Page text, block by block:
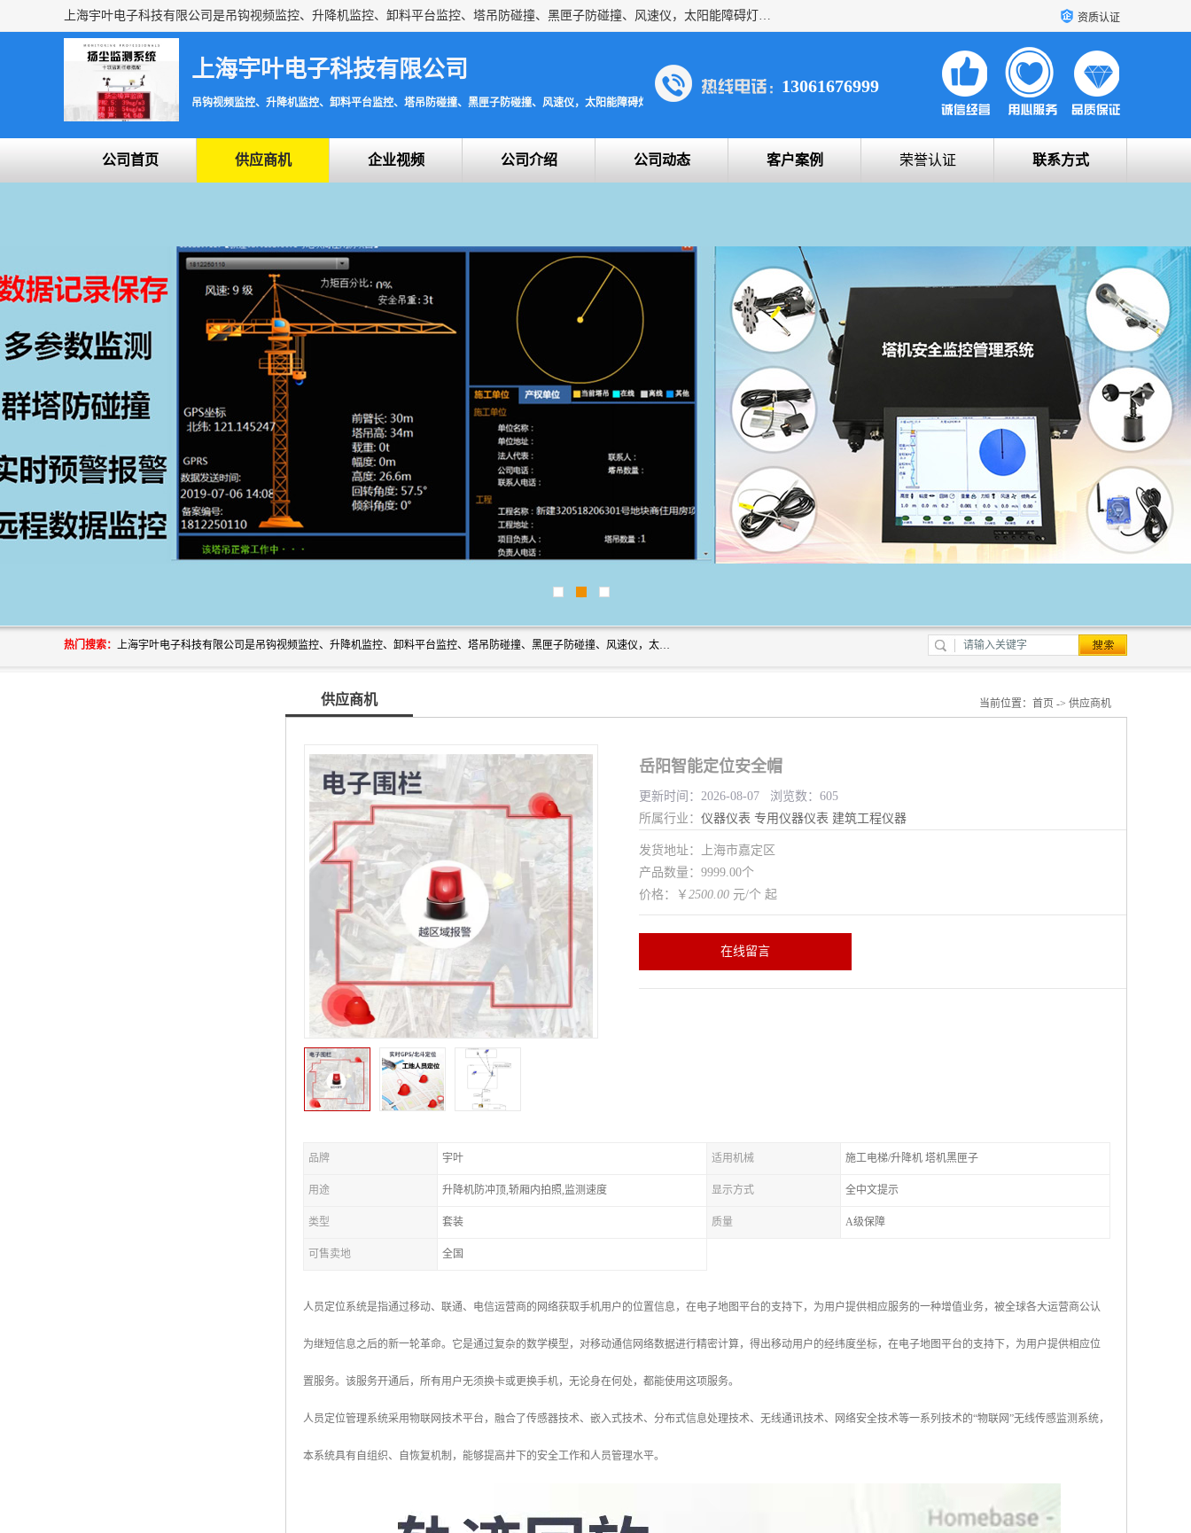
上海宇叶电子科技有限公司是吊钩视频监控、升降机监控、卸料平台监控、塔吊防碰撞、黑匣子防碰撞、风速仪，太阳能障碍灯安全提示灯等一系列升降机的常用配件产品专业研发生产加工的公司，拥有完整、科学的质量管理体系。 资质认证
上海宇叶电子科技有限公司
吊钩视频监控、升降机监控、卸料平台监控、塔吊防碰撞、黑匣子防碰撞、风速仪，太阳能障碍灯安全提示灯
13061676999
公司首页 供应商机 企业视频 公司介绍 公司动态 客户案例 荣誉认证 联系方式
热门搜索： 上海宇叶电子科技有限公司是吊钩视频监控、升降机监控、卸料平台监控、塔吊防碰撞、黑匣子防碰撞、风速仪，太阳能障碍灯安全提示灯等一系列升降机的常用配件产品专业研发生产加工的公司，拥有完整、科学的质量管理体系。
供应商机 当前位置： 首页 -> 供应商机
岳阳智能定位安全帽
更新时间：2026-08-07 浏览数：605
所属行业： 仪器仪表 专用仪器仪表 建筑工程仪器
发货地址：上海市嘉定区
产品数量：9999.00个
价格：￥ 2500.00 元/个 起
在线留言
品牌 宇叶 适用机械 施工电梯/升降机 塔机黑匣子
用途 升降机防冲顶,轿厢内拍照,监测速度 显示方式 全中文提示
类型 套装 质量 A级保障
可售卖地 全国
人员定位系统是指通过移动、联通、电信运营商的网络获取手机用户的位置信息，在电子地图平台的支持下，为用户提供相应服务的一种增值业务，被全球各大运营商公认
为继短信息之后的新一轮革命。它是通过复杂的数学模型，对移动通信网络数据进行精密计算，得出移动用户的经纬度坐标，在电子地图平台的支持下，为用户提供相应位
置服务。该服务开通后，所有用户无须换卡或更换手机，无论身在何处，都能使用这项服务。
人员定位管理系统采用物联网技术平台，融合了传感器技术、嵌入式技术、分布式信息处理技术、无线通讯技术、网络安全技术等一系列技术的“物联网”无线传感监测系统，
本系统具有自组织、自恢复机制，能够提高井下的安全工作和人员管理水平。